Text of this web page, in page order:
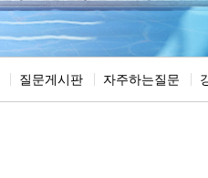
질문게시판 자주하는질문